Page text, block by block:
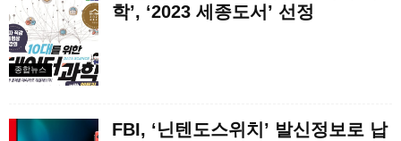
종합뉴스
학’, ‘2023 세종도서’ 선정
FBI, ‘닌텐도스위치’ 발신정보로 납